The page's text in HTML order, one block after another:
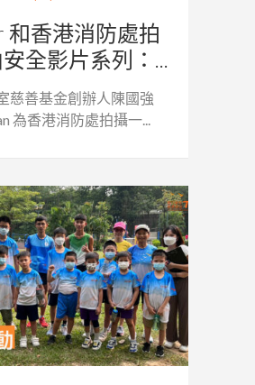
和香港消防處拍
全影片系列：...
慈善基金創辦人陳國強
為香港消防處拍攝一...